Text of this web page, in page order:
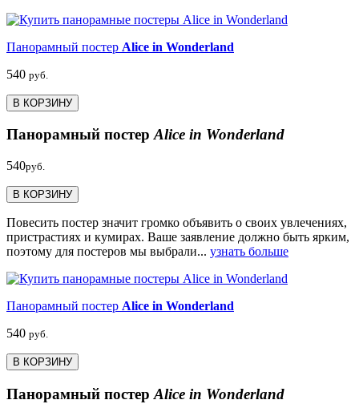
Панорамный постер Alice in Wonderland
540 руб.
В КОРЗИНУ
Панорамный постерAlice in Wonderland
540руб.
В КОРЗИНУ
Повесить постер значит громко объявить о своих увлечениях,
пристрастиях и кумирах. Ваше заявление должно быть ярким,
поэтому для постеров мы выбрали... узнать больше
Панорамный постер Alice in Wonderland
540 руб.
В КОРЗИНУ
Панорамный постер Alice in Wonderland